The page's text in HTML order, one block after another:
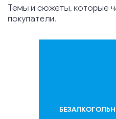
Темы и сюжеты, которые
покупатели.